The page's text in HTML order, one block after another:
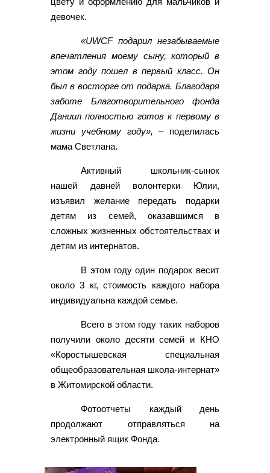
девочек.
«UWCF подарил незабываемые
впечатления моему сыну, который в
этом году пошел в первый класс. Он
был в восторге от подарка. Благодаря
заботе Благотворительного фонда
Даниил полностью готов к первому в
жизни учебному году», – поделилась
мама Светлана.
Активный школьник-сынок
нашей давней волонтерки Юлии,
изъявил желание передать подарки
детям из семей, оказавшимся в
сложных жизненных обстоятельствах и
детям из интернатов.
В этом году один подарок весит
около 3 кг, стоимость каждого набора
индивидуальна каждой семье.
Всего в этом году таких наборов
получили около десяти семей и КНО
«Коростышевская специальная
общеобразовательная школа-интернат»
в Житомирской области.
Фотоотчеты каждый день
продолжают отправляться на
электронный ящик Фонда.